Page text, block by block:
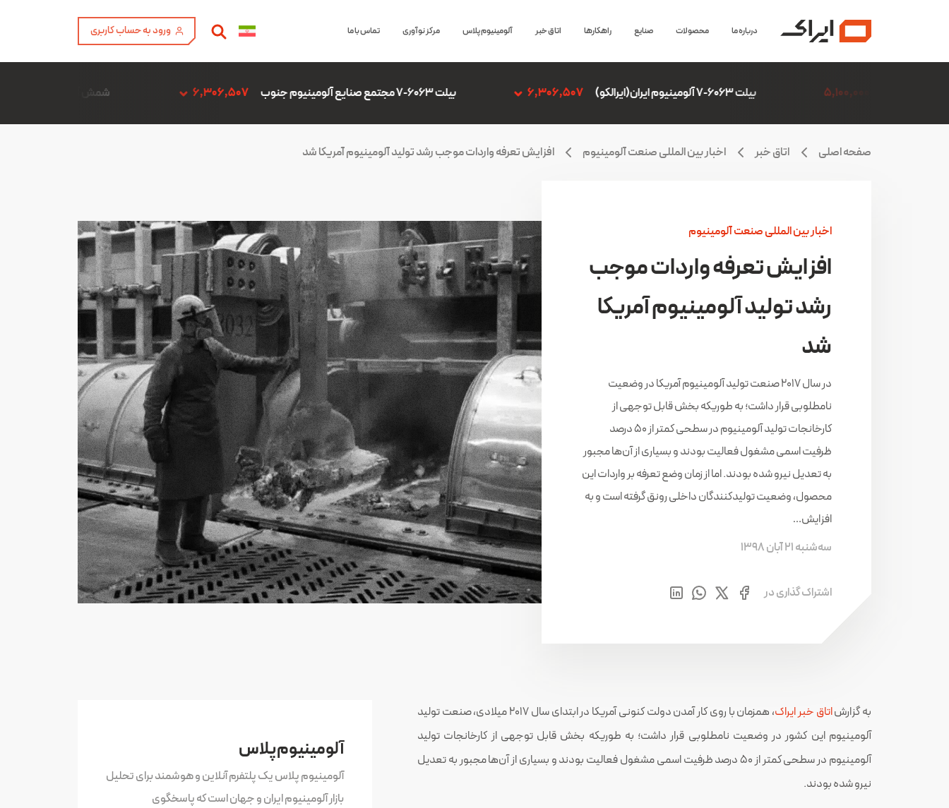
درباره ما محصولات صنایع راهکارها اتاق خبر آلومینیوم پلاس مرکز نوآوری تماس با ما ورود به حساب کاربری
بیلت 6063-7 مجتمع صنایع آلومینیوم جنوب 6,306,507 شمش آلیاژ ADC12 فن آوری آمیتیس آلومینیوم گلپایگان بیلت 6063-7 آلومینیوم ایران(ایرالکو) 6,306,507
صفحه اصلی اتاق خبر اخبار بین المللی صنعت آلومینیوم افزایش تعرفه واردات موجب رشد تولید آلومینیوم آمریکا شد
اخبار بین المللی صنعت آلومینیوم
افزایش تعرفه واردات موجب
رشد تولید آلومینیوم آمریکا
شد
در سال ۲۰۱۷ صنعت تولید آلومینیوم آمریکا در وضعیت
نامطلوبی قرار داشت؛ به طوریکه بخش قابل توجهی از
کارخانجات تولید آلومینیوم در سطحی کمتر از ۵۰ درصد
ظرفیت اسمی مشغول فعالیت بودند و بسیاری از آن‌ها مجبور
به تعدیل نیرو شده بودند. اما از زمان وضع تعرفه بر واردات این
محصول، وضعیت تولیدکنندگان داخلی رونق گرفته است و به
افزایش…
سه‌شنبه 21 آبان 1398
اشتراک گذاری در
به گزارشاتاق خبر ایراک
، همزمان با روی کار آمدن دولت کنونی آمریکا در ابتدای سال ۲۰۱۷ میلادی، صنعت تولید
آلومینیوم این کشور در وضعیت نامطلوبی قرار داشت؛ به طوریکه بخش قابل توجهی از کارخانجات تولید
آلومینیوم در سطحی کمتر از ۵۰ درصد ظرفیت اسمی مشغول فعالیت بودند و بسیاری از آن‌ها مجبور به تعدیل
نیرو شده بودند.
آلومینیوم پلاس
آلومینیوم پلاس یک پلتفرم آنلاین و هوشمند برای تحلیل
بازار آلومینیوم ایران و جهان است که پاسخگوی